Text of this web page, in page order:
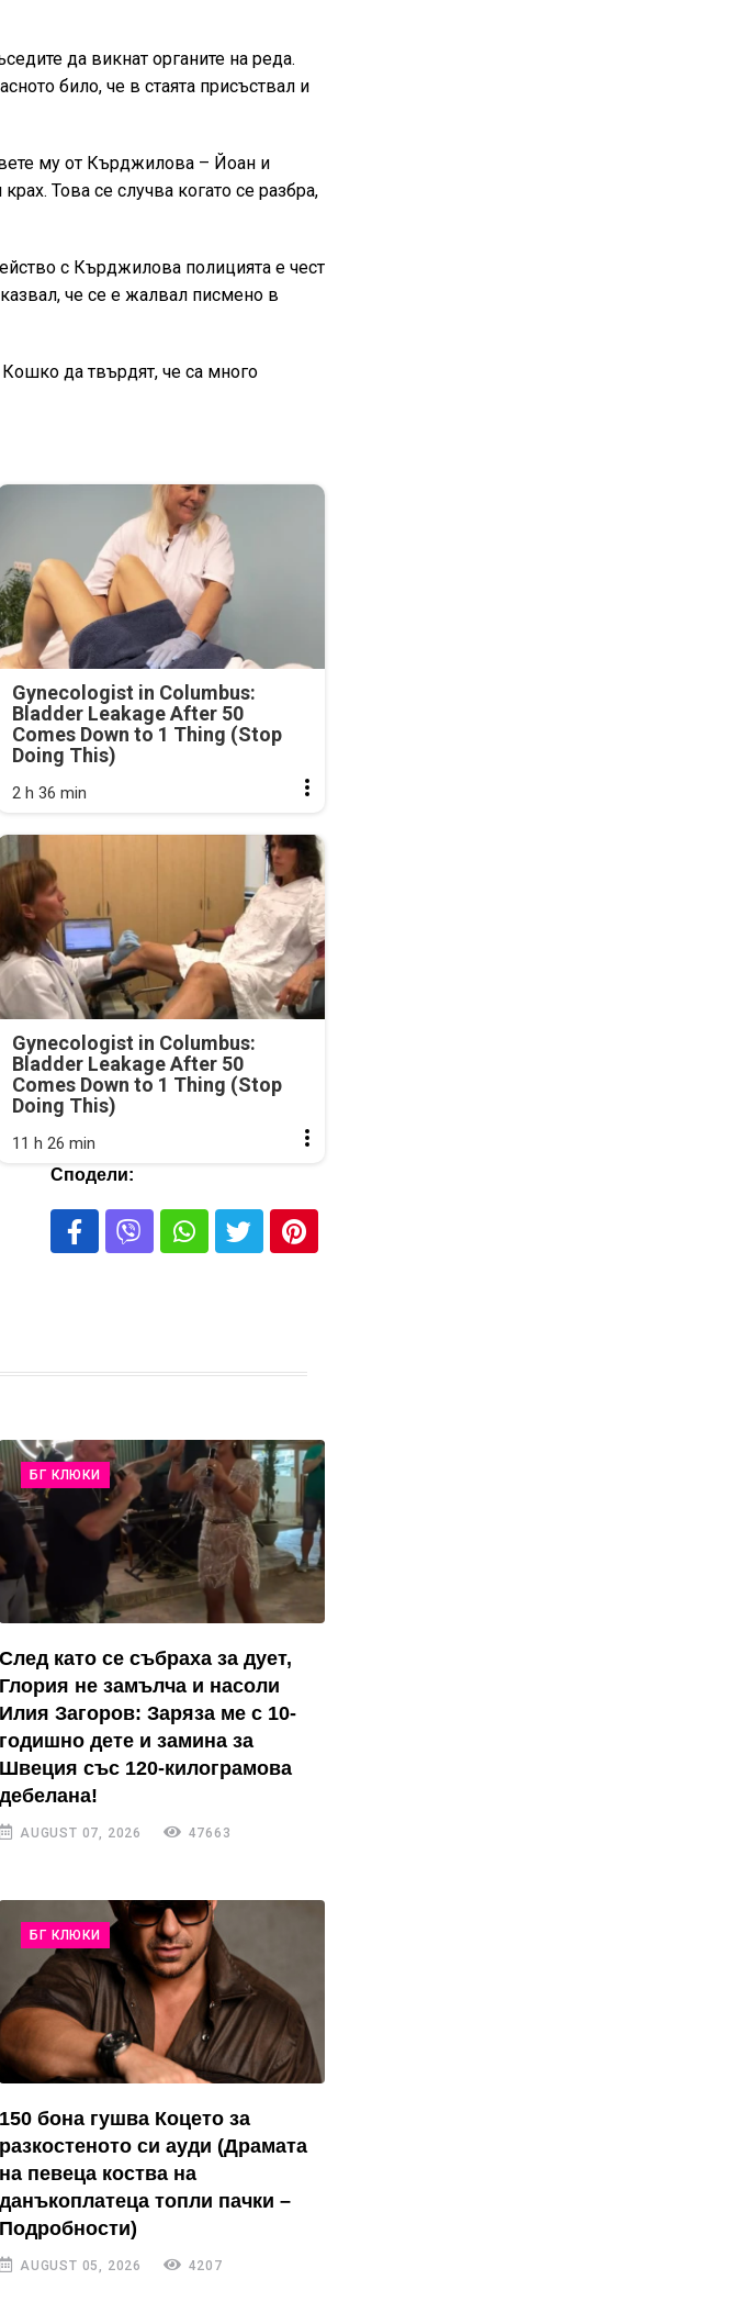
да викнат органите на реда.
било, че в стаята присъствал и
му от Кърджилова – Йоан и
Това се случва когато се разбра,
с Кърджилова полицията е чест
че се е жалвал писмено в
да твърдят, че са много
Gynecologist in Columbus:
Bladder Leakage After 50
Comes Down to 1 Thing (Stop
Doing This)
2 h 36 min
Gynecologist in Columbus:
Bladder Leakage After 50
Comes Down to 1 Thing (Stop
Doing This)
11 h 26 min
Сподели:
БГ КЛЮКИ
След като се събраха за дует,
Глория не замълча и насоли
Илия Загоров: Заряза ме с 10-
годишно дете и замина за
Швеция със 120-килограмова
дебелана!
AUGUST 07, 2026 47663
БГ КЛЮКИ
150 бона гушва Коцето за
разкостеното си ауди (Драмата
на певеца коства на
данъкоплатеца топли пачки –
Подробности)
AUGUST 05, 2026 4207